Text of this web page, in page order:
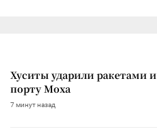
Хуситы ударили ракетами
порту Моха
7 минут назад